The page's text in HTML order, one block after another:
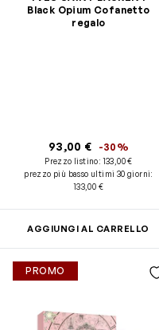
Black Opium Cofanetto
regalo
93,00 € -30%
Prezzo listino:133,00 €
prezzo più basso ultimi 30 giorni:
133,00 €
AGGIUNGI AL CARRELLO
PROMO